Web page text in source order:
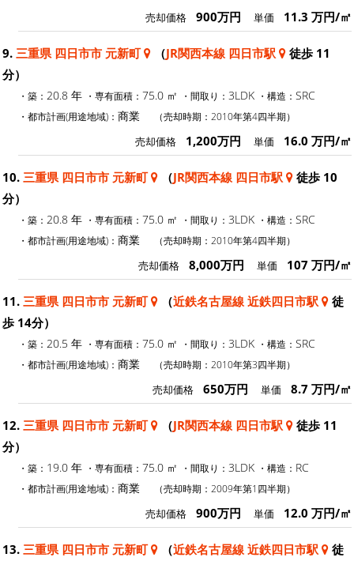
売却価格 900万円 単価 11.3 万円/㎡
9. 三重県 四日市市 元新町 （JR関西本線 四日市駅
徒歩 11
分）
・築： 20.8 年 ・専有面積： 75.0 ㎡ ・間取り： 3LDK ・構造： SRC
・都市計画(用途地域)： 商業 （売却時期：2010年第4四半期）
売却価格 1,200万円 単価 16.0 万円/㎡
10. 三重県 四日市市 元新町 （JR関西本線 四日市駅
徒歩 10
分）
・築： 20.8 年 ・専有面積： 75.0 ㎡ ・間取り： 3LDK ・構造： SRC
・都市計画(用途地域)： 商業 （売却時期：2010年第4四半期）
売却価格 8,000万円 単価 107 万円/㎡
11. 三重県 四日市市 元新町 （近鉄名古屋線 近鉄四日市駅
徒
歩 14分）
・築： 20.5 年 ・専有面積： 75.0 ㎡ ・間取り： 3LDK ・構造： SRC
・都市計画(用途地域)： 商業 （売却時期：2010年第3四半期）
売却価格 650万円 単価 8.7 万円/㎡
12. 三重県 四日市市 元新町 （JR関西本線 四日市駅
徒歩 11
分）
・築： 19.0 年 ・専有面積： 75.0 ㎡ ・間取り： 3LDK ・構造： RC
・都市計画(用途地域)： 商業 （売却時期：2009年第1四半期）
売却価格 900万円 単価 12.0 万円/㎡
13. 三重県 四日市市 元新町 （近鉄名古屋線 近鉄四日市駅
徒